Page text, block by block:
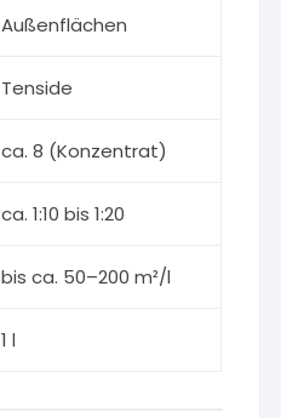
Außenflächen
Tenside
ca. 8 (Konzentrat)
ca. 1:10 bis 1:20
bis ca. 50–200 m²/l
1 l